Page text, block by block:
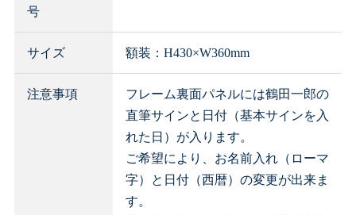
号
サイズ 額装：H430×W360mm
注意事項
フレーム裏面パネルには鶴田一郎の
直筆サインと日付（基本サインを入
れた日）が入ります。
ご希望により、お名前入れ（ローマ
字）と日付（西暦）の変更が出来ま
す。